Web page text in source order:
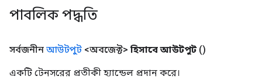
পাবলিক পদ্ধতি
সর্বজনীন আউটপুট <অবজেক্ট> হিসাবে আউটপুট ()
একটি টেনসরের প্রতীকী হ্যান্ডেল প্রদান করে।